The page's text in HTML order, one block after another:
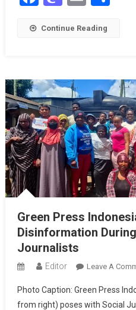
Continue Reading
Green Press
Disinformation
Journalists
Editor Leave A
Photo Caption: Green Press
from right) poses with Social